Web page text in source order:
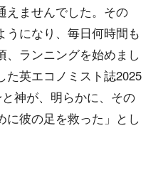
えませんでした。その
うになり、毎日何時間も
、ランニングを始めまし
た英エコノミスト誌2025
神が、明らかに、その
に彼の足を救った」とし